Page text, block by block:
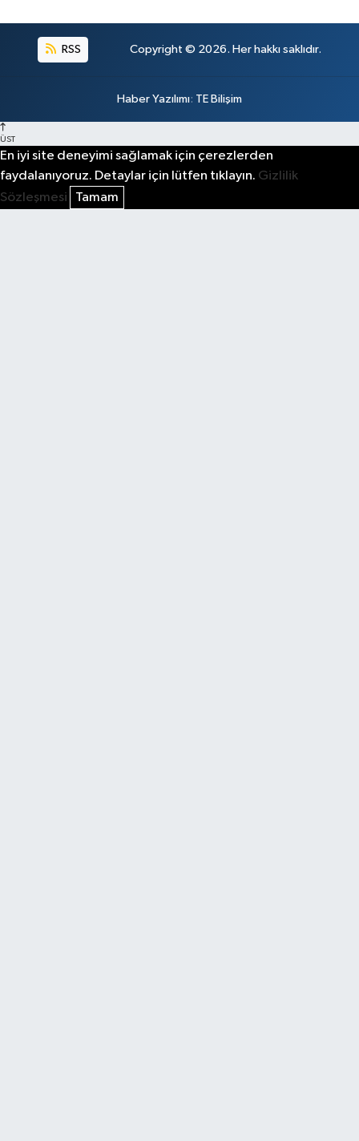
RSS Copyright © 2026. Her hakkı saklıdır.
Haber Yazılımı: TE Bilişim
ÜST
En iyi site deneyimi sağlamak için çerezlerden
faydalanıyoruz. Detaylar için lütfen tıklayın. Gizlilik
Sözleşmesi
Tamam